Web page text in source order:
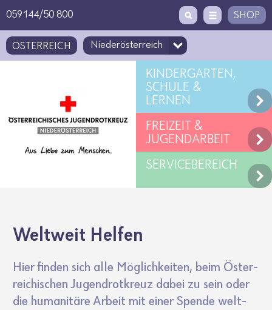
059144/50 800 SHOP
ÖSTERREICH
KINDERGARTEN,
SCHULE &
LERNEN
FREIZEIT &
JUGENDARBEIT
SERVICEBEREICH
Welt­weit Helfen
Hier finden sich alle Möglich­keiten, beim Öster­
rei­chi­schen Jugend­rot­kreuz dabei zu sein oder
die huma­ni­täre Arbeit mit einer Spende welt­